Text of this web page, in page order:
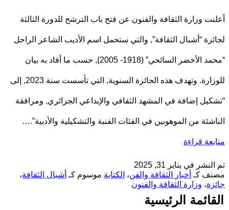
أعلنت وزارة الثقافة والفنون عن فتح باب الترشح للدورة الثالثة
لجائزة “أشبال الثقافة”, والتي ستحمل اسم الأديب الشاعر الراحل
“محمد الأخضر السائحي” (1918- 2005), حسب ما أفاد به بيان
للوزارة. وتهدف هذه الجائزة السنوية, التي تأسست سنة 2023, إلى
“تشكيل إضافة في المشهد الثقافي والإبداعي الجزائري, ومرافقة
الناشئة من الموهوبين في الفئات الفنية والتشكيلية والأدبية”.…
متابعة قراءة
تم النشر في يناير 31, 2025
مصنف كـ أخبار الثقافة والفن، الكتابة موسوم كـ أشبال الثقافة،
جائزة، وزارة الثقافة والفنون
القائمة الرئيسية